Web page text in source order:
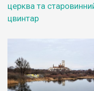
церква та
цвинтар